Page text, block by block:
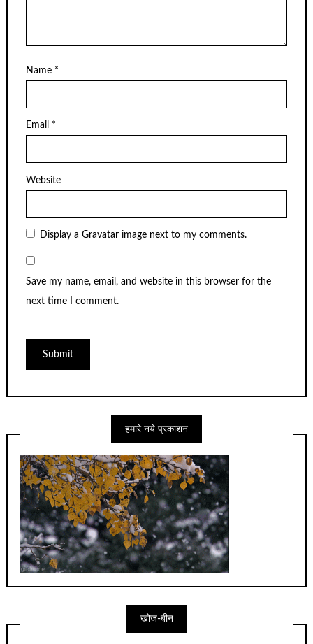
Name *
Email *
Website
Display aGravatar image next to my comments.
Save my name, email, and website in this browser for the
next time I comment.
हमारे नये प्रकाशन
खोज-बीन